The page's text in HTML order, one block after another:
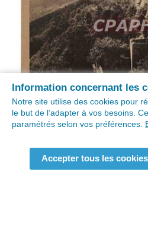
Information concernant les
Notre site utilise des cookies pour
le but de l’adapter à vos besoins.
paramétrés selon vos préférences.
Accepter tous les cookies